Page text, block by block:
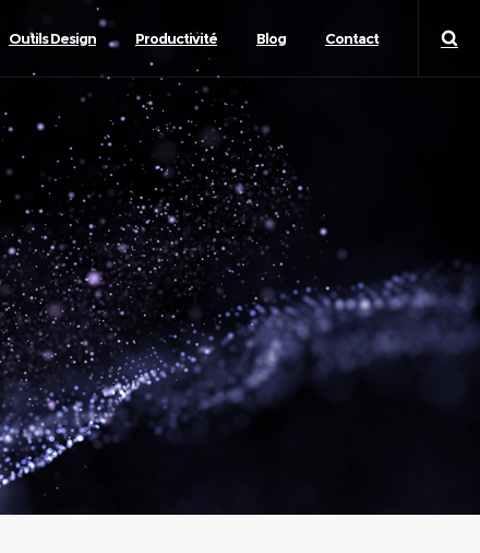
Outils Design Productivité Blog Contact